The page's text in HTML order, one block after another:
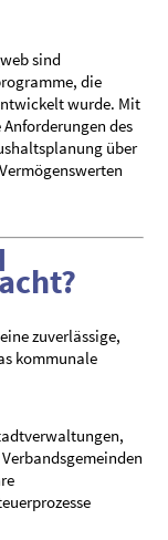
sind
die
wurde. Mit
des
über
zuverlässige,
kommunale